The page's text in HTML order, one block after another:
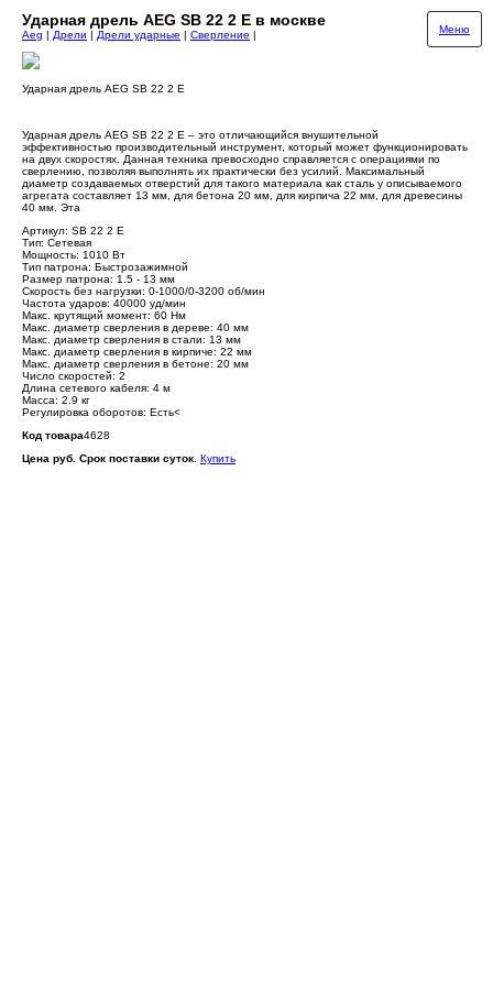
Ударная дрель AEG SB 22 2 E в москве
Меню
Aeg | Дрели | Дрели ударные | Сверление |
Ударная дрель AEG SB 22 2 E
Ударная дрель AEG SB 22 2 E – это отличающийся внушительной
эффективностью производительный инструмент, который может функционировать
на двух скоростях. Данная техника превосходно справляется с операциями по
сверлению, позволяя выполнять их практически без усилий. Максимальный
диаметр создаваемых отверстий для такого материала как сталь у описываемого
агрегата составляет 13 мм, для бетона 20 мм, для кирпича 22 мм, для древесины
40 мм. Эта
Артикул: SB 22 2 E
Тип: Сетевая
Мощность: 1010 Вт
Тип патрона: Быстрозажимной
Размер патрона: 1.5 - 13 мм
Скорость без нагрузки: 0-1000/0-3200 об/мин
Частота ударов: 40000 уд/мин
Макс. крутящий момент: 60 Нм
Макс. диаметр сверления в дереве: 40 мм
Макс. диаметр сверления в стали: 13 мм
Макс. диаметр сверления в кирпиче: 22 мм
Макс. диаметр сверления в бетоне: 20 мм
Число скоростей: 2
Длина сетевого кабеля: 4 м
Масса: 2.9 кг
Регулировка оборотов: Есть<
Код товара4628
Цена руб. Срок поставки суток. Купить